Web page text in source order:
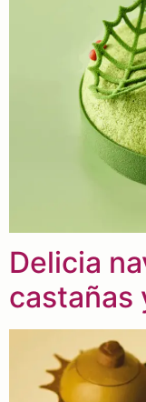
Delicia
castañas